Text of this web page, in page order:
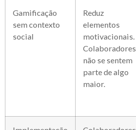
Gamificação
sem contexto
social
Reduz
elementos
motivacionais.
Colaboradores
não se sentem
parte de algo
maior.